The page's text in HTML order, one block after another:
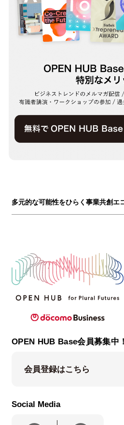
多元的な可能性をひらく事業共創エ
OPEN HUB Base会員募集中！
会員登録はこちら
Social Media